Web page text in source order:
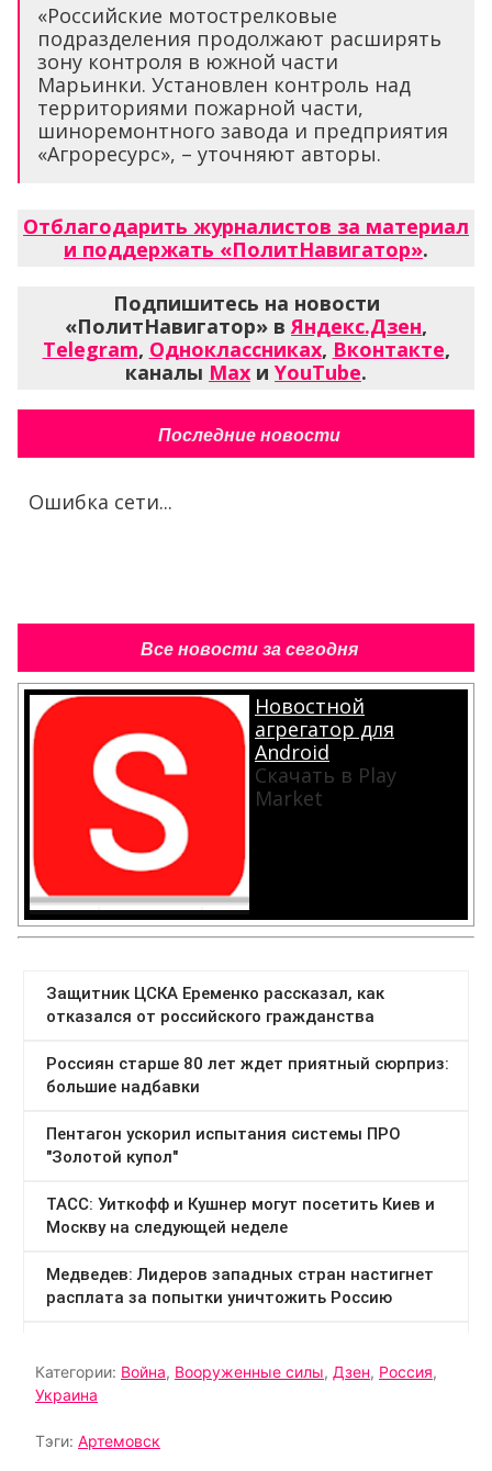
«Российские мотострелковые
подразделения продолжают расширять
зону контроля в южной части
Марьинки. Установлен контроль над
территориями пожарной части,
шиноремонтного завода и предприятия
«Агроресурс», – уточняют авторы.
Отблагодарить журналистов за материал
и поддержать «ПолитНавигатор».
Подпишитесь на новости
«ПолитНавигатор» вЯндекс.Дзен,
Telegram, Одноклассниках, Вконтакте,
каналы Max и YouTube.
Последние новости
Ошибка сети...
Все новости за сегодня
Новостной
агрегатор для
Android
Скачать в Play
Market
Категории: Война, Вооруженные силы, Дзен, Россия,
Украина
Тэги: Артемовск